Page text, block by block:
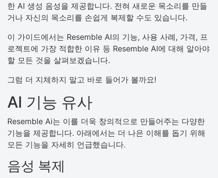
한 AI 생성 음성을 제공합니다. 전혀 새로운 목소리를 만들
거나 자신의 목소리를 손쉽게 복제할 수도 있습니다.
이 가이드에서는 Resemble AI의 기능, 사용 사례, 가격, 프
로젝트에 가장 적합한 이유 등 Resemble AI에 대해 알아야
할 모든 것을 살펴보겠습니다.
그럼 더 지체하지 말고 바로 들어가 볼까요!
AI 기능 유사
Resemble Ai는 이를 더욱 창의적으로 만들어주는 다양한
기능을 제공합니다. 아래에서는 더 나은 이해를 돕기 위해
모든 기능을 자세히 언급했습니다.
음성 복제